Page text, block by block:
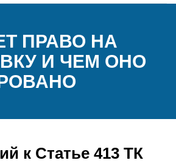
ПРАВО НА
И ЧЕМ ОНО
к Статье 413 ТК